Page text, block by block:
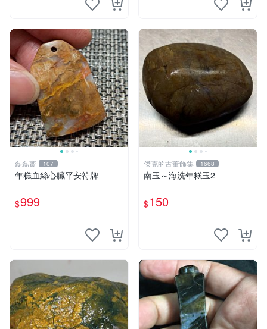
磊磊齋 107
年糕血絲心臟平安符牌
$999
傑克的古董飾集 1668
南玉～海洗年糕玉2
$150